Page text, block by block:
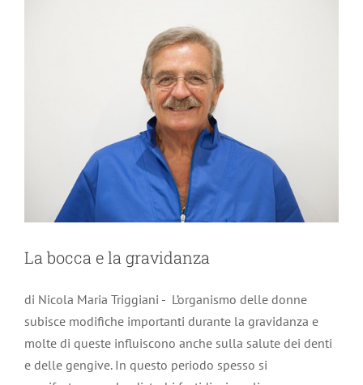
La bocca e la gravidanza
di Nicola Maria Triggiani - L’organismo delle donne
subisce modifiche importanti durante la gravidanza e
molte di queste influiscono anche sulla salute dei denti
e delle gengive. In questo periodo spesso si